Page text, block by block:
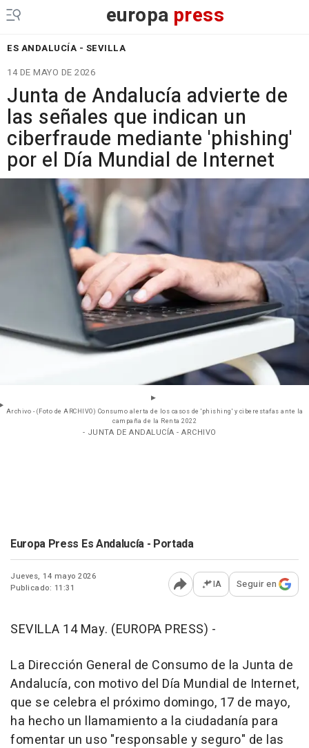
europa press
ES ANDALUCÍA - SEVILLA
14 DE MAYO DE 2026
Junta de Andalucía advierte de
las señales que indican un
ciberfraude mediante 'phishing'
por el Día Mundial de Internet
Archivo - (Foto de ARCHIVO) Consumo alerta de los casos de 'phishing' y ciberestafas ante la
campaña de la Renta 2022
- JUNTA DE ANDALUCÍA - ARCHIVO
Europa Press Es Andalucía - Portada
Jueves, 14 mayo 2026
Publicado: 11:31
Abrir opciones para
IA Seguir en
SEVILLA 14 May. (EUROPA PRESS) -
La Dirección General de Consumo de la Junta de
Andalucía, con motivo del Día Mundial de Internet,
que se celebra el próximo domingo, 17 de mayo,
ha hecho un llamamiento a la ciudadanía para
fomentar un uso "responsable y seguro" de las